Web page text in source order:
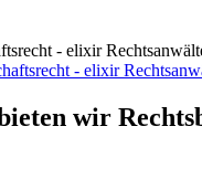
- elixir
wir